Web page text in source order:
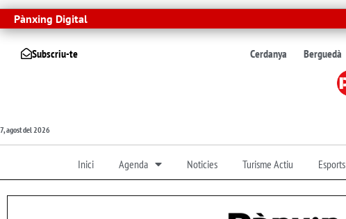
Pànxing Digital
Subscriu-te Cerdanya Berguedà
7, agost del 2026
Inici Agenda Noticies Turisme Actiu Esports